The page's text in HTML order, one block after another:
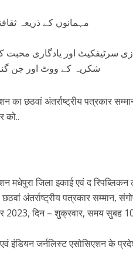
1. مہمانوں کے ذریعہ
سرٹیفکیٹ اور یادگاری محبت
4. شکریہ کے ووٹ اور جن
का छठवां अंतर्राष्ट्रीय पत्रकार
को..
मधेपुरा जिला इकाई एवं द
अंतर्राष्ट्रीय पत्रकार सम्मान,
2023, दिन – शुक्रवार, समय सुबह
इंडियन जर्नलिस्ट एसोसिएशन के